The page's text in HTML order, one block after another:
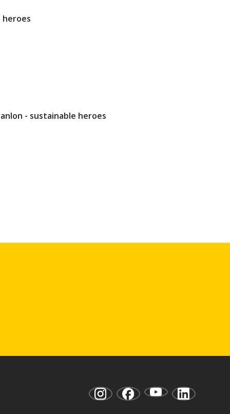
heroes
- sustainable heroes